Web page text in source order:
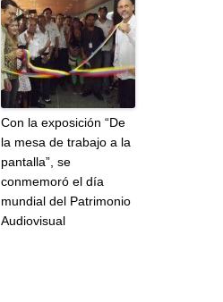
Con la exposición “De
la mesa de trabajo a la
pantalla”, se
conmemoró el día
mundial del Patrimonio
Audiovisual